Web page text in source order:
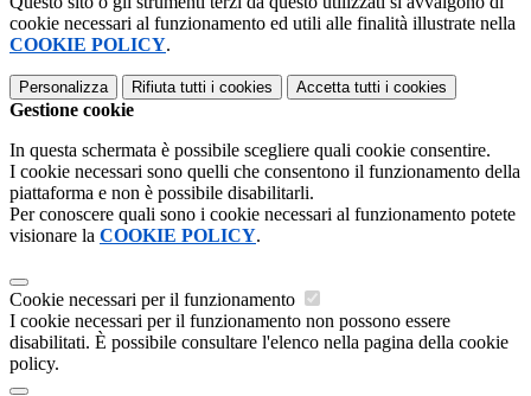
cookie necessari al funzionamento ed utili alle finalità illustrate nella
COOKIE POLICY.
Personalizza Rifiuta tutti i cookies Accetta tutti i cookies
Gestione cookie
In questa schermata è possibile scegliere quali cookie consentire.
I cookie necessari sono quelli che consentono il funzionamento della
piattaforma e non è possibile disabilitarli.
Per conoscere quali sono i cookie necessari al funzionamento potete
visionare la COOKIE POLICY.
Cookie necessari per il funzionamento
I cookie necessari per il funzionamento non possono essere
disabilitati. È possibile consultare l'elenco nella pagina della cookie
policy.